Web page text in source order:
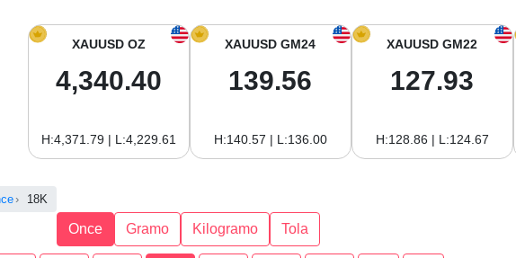
XAUUSD OZ
4,340.40
H:4,371.79 | L:4,229.61
XAUUSD GM24
139.56
H:140.57 | L:136.00
XAUUSD GM22
127.93
H:128.86 | L:124.67
18K
Once Gramo Kilogramo Tola